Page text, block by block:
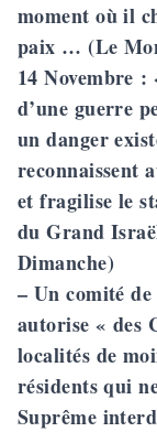
moment où il
paix … (Le
14 Novembre :
d’une guerre
un danger
reconnaissent
et fragilise le
du Grand
Dimanche)
– Un comité
autorise « des
localités de
résidents qui
Suprême